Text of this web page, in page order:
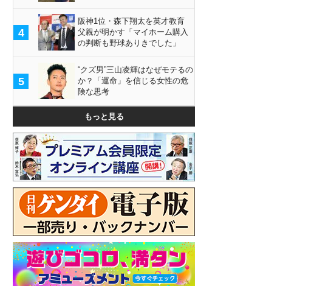
4
阪神1位・森下翔太を英才教育
父親が明かす「マイホーム購入
の判断も野球ありきでした」
5
“クズ男”三山凌輝はなぜモテるの
か？「運命」を信じる女性の危
険な思考
もっと見る